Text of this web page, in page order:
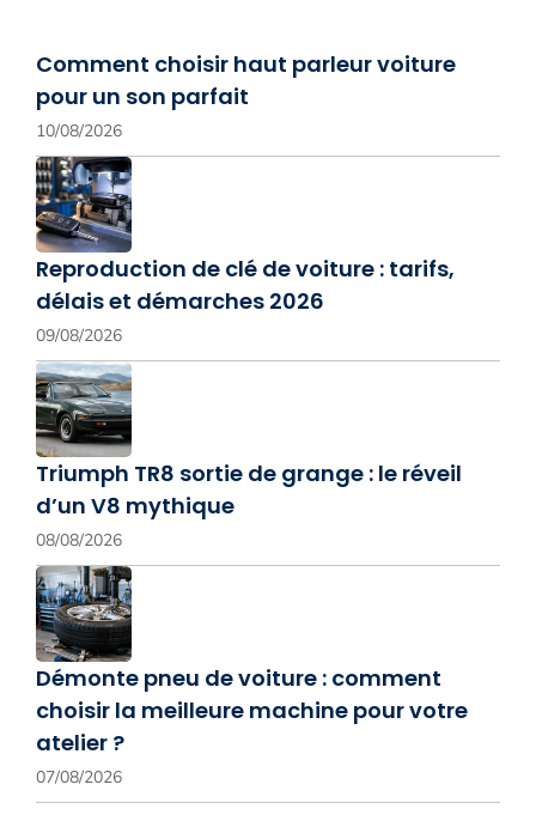
Comment choisir haut parleur voiture
pour un son parfait
10/08/2026
Reproduction de clé de voiture : tarifs,
délais et démarches 2026
09/08/2026
Triumph TR8 sortie de grange : le réveil
d’un V8 mythique
08/08/2026
Démonte pneu de voiture : comment
choisir la meilleure machine pour votre
atelier ?
07/08/2026